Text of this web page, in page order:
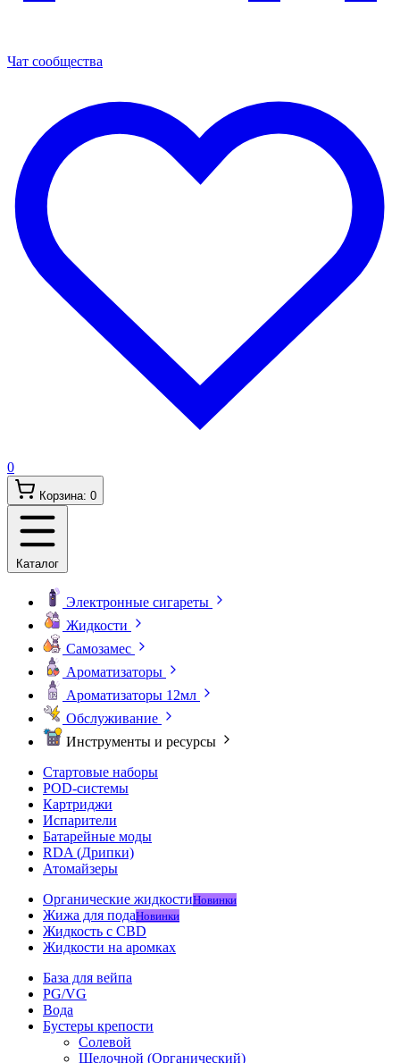
Чат сообщества
0
Корзина: 0
Каталог
Электронные сигареты
Жидкости
Самозамес
Ароматизаторы
Ароматизаторы 12мл
Обслуживание
Инструменты и ресурсы
Стартовые наборы
POD-системы
Картриджи
Испарители
Батарейные моды
RDA (Дрипки)
Атомайзеры
Органические жидкостиНовинки
Жижа для подаНовинки
Жидкость с CBD
Жидкости на аромках
База для вейпа
PG/VG
Вода
Бустеры крепости
Солевой
Щелочной (Органический)